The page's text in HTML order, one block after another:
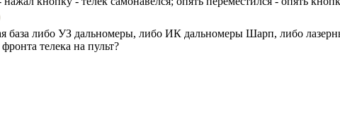
база либо УЗ дальномеры, либо ИК дальномеры Шарп, либо
телека на пульт?